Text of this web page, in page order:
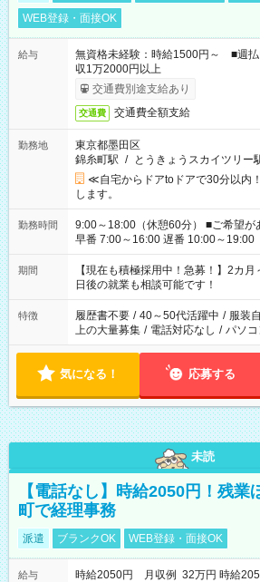
WEB登録・面接OK
給与
無資格未経験：時給1500円～ ■週
収1万2000円以上
交通費別途支給あり
交通費 交通費全額支給
勤務地
東京都墨田区
錦糸町駅 / とうきょうスカイツリー
≪自宅からドアtoドアで30分以内
します。
勤務時間
9:00～18:00（休憩60分） ■ご希望があれば下記シフトもOK！
早番 7:00～16:00 遅番 10:00～19:00 「家族と休みを合わせた
い」 「余裕を持って夕飯の準備がし
たくない」 など、ご希望を教えてくださいね。
の方へ 今ご覧のお仕事で希望する勤
の勤務時間。 合計で週40時間を超え
期間
【現在も積極採用中！急募！】2カ
日後の就業も相談可能です！
特徴 履歴書不要 / 40～50代活躍中 / 服装
上の大量募集 / 電話対応なし / パソ
気になる！ 応募する
未読
【電話なし】時給2050円！残
町で経理事務
派遣 ブランクOK WEB登録・面接OK
給与
時給2050円 月収例 32万円 時給